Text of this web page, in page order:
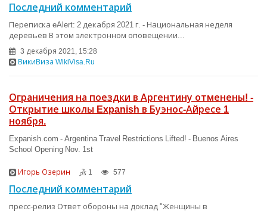
Последний комментарий
Переписка eAlert: 2 декабря 2021 г. - Национальная неделя
деревьев В этом электронном оповещении...
3 декабря 2021, 15:28
ВикиВиза WikiVisa.Ru
Ограничения на поездки в Аргентину отменены! -
Открытие школы Expanish в Буэнос-Айресе 1
ноября.
Expanish.com - Argentina Travel Restrictions Lifted! - Buenos Aires
School Opening Nov. 1st
Игорь Озерин 1 577
Последний комментарий
пресс-релиз Ответ обороны на доклад "Женщины в